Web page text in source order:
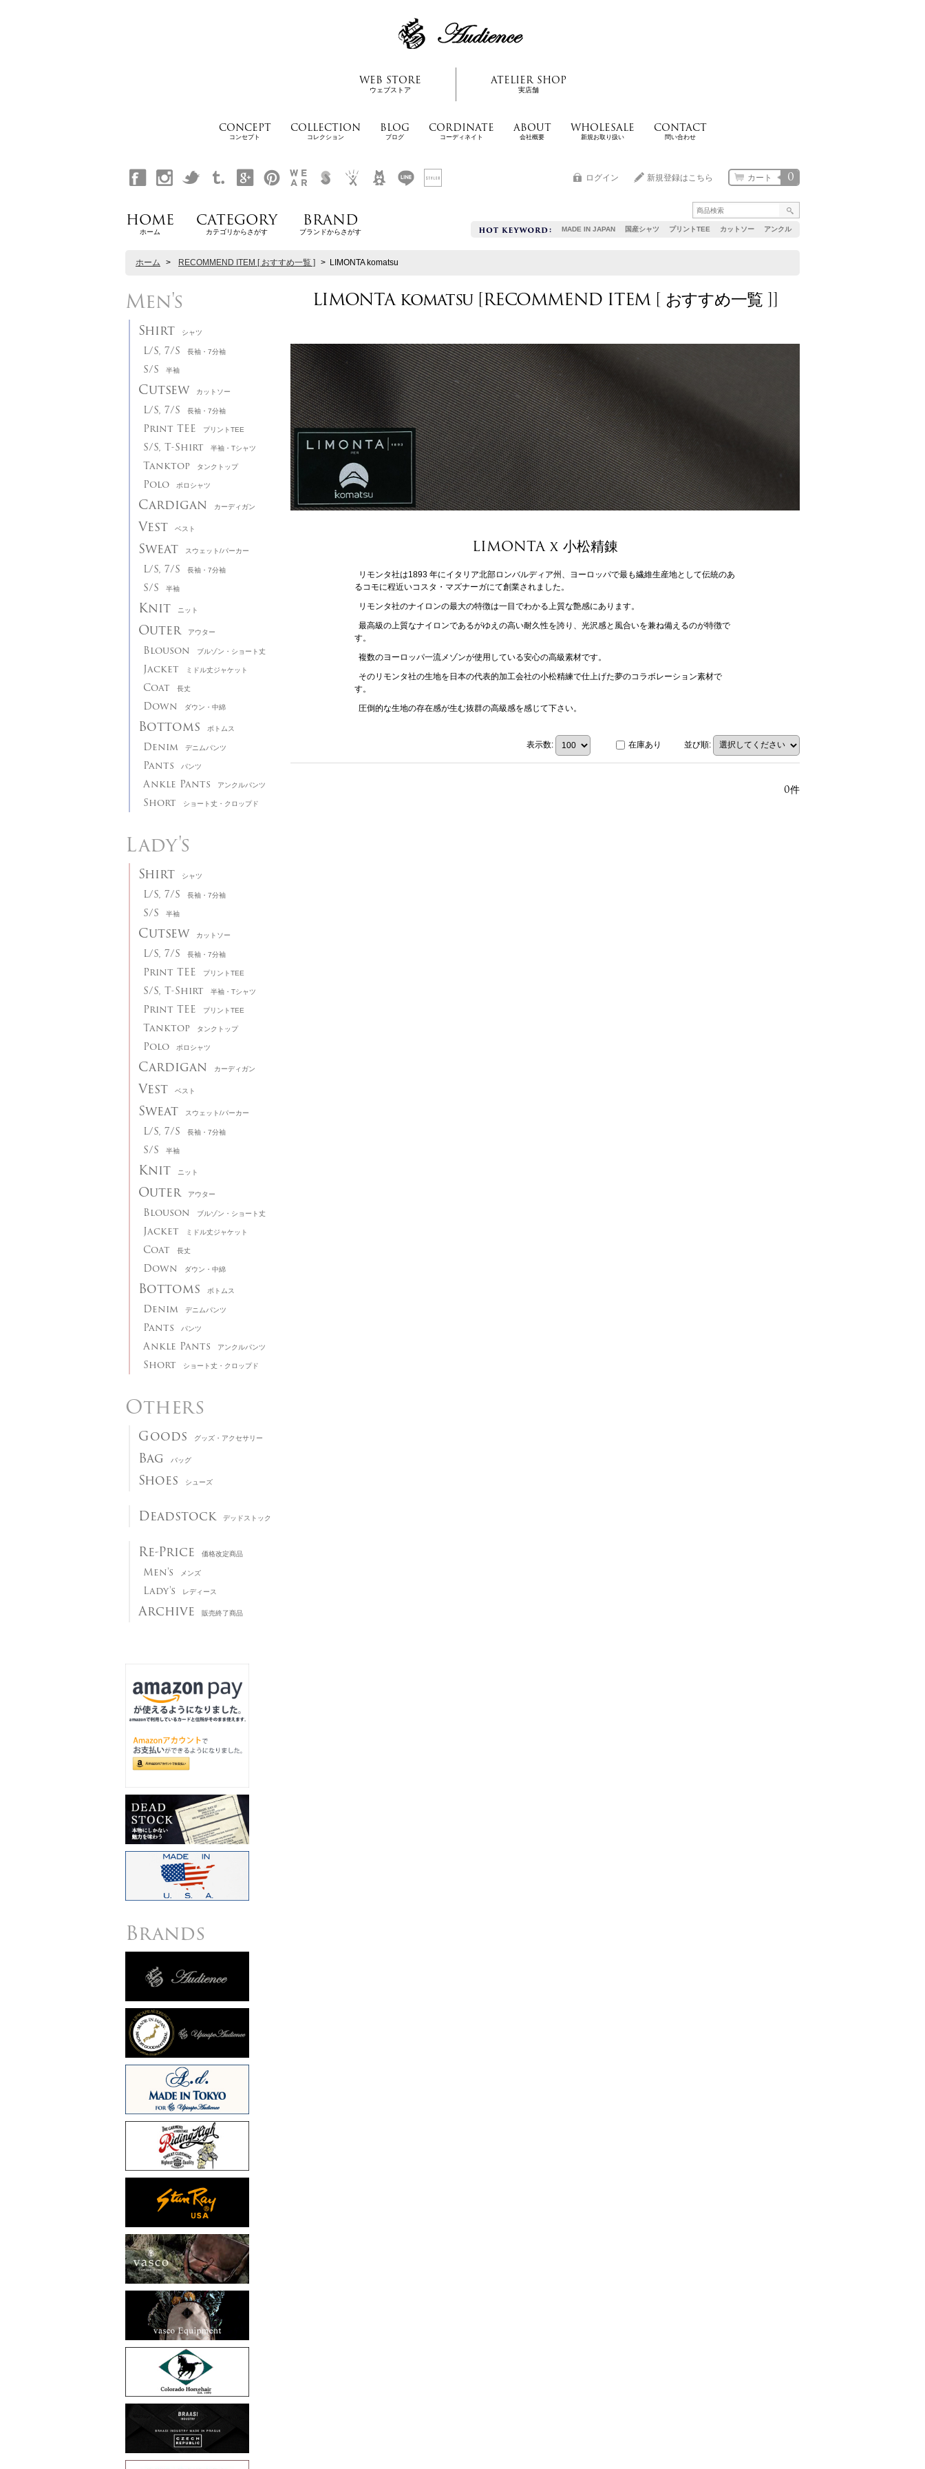
WEB STORE
ウェブストア
ATELIER SHOP
実店舗
CONCEPT
コンセプト
COLLECTION
コレクション
BLOG
ブログ
CORDINATE
コーディネイト
ABOUT
会社概要
WHOLESALE
新規お取り扱い
CONTACT
問い合わせ
MADE IN JAPAN 国産シャツ プリントTEE カットソー アンクル
0
カート
ログイン 新規登録はこちら
HOME
ホーム
CATEGORY
カテゴリからさがす
BRAND
ブランドからさがす
ホーム > RECOMMEND ITEM [ おすすめ一覧 ] > LIMONTA komatsu
Men's
Shirt シャツ
L/S, 7/S 長袖・7分袖
S/S 半袖
Cutsew カットソー
L/S, 7/S 長袖・7分袖
Print TEE プリントTEE
S/S, T-Shirt 半袖・Tシャツ
Tanktop タンクトップ
Polo ポロシャツ
Cardigan カーディガン
Vest ベスト
Sweat スウェット/パーカー
L/S, 7/S 長袖・7分袖
S/S 半袖
Knit ニット
Outer アウター
Blouson ブルゾン・ショート丈
Jacket ミドル丈ジャケット
Coat 長丈
Down ダウン・中綿
Bottoms ボトムス
Denim デニムパンツ
Pants パンツ
Ankle Pants アンクルパンツ
Short ショート丈・クロップド
Lady's
Shirt シャツ
L/S, 7/S 長袖・7分袖
S/S 半袖
Cutsew カットソー
L/S, 7/S 長袖・7分袖
Print TEE プリントTEE
S/S, T-Shirt 半袖・Tシャツ
Print TEE プリントTEE
Tanktop タンクトップ
Polo ポロシャツ
Cardigan カーディガン
Vest ベスト
Sweat スウェット/パーカー
L/S, 7/S 長袖・7分袖
S/S 半袖
Knit ニット
Outer アウター
Blouson ブルゾン・ショート丈
Jacket ミドル丈ジャケット
Coat 長丈
Down ダウン・中綿
Bottoms ボトムス
Denim デニムパンツ
Pants パンツ
Ankle Pants アンクルパンツ
Short ショート丈・クロップド
Others
Goods グッズ・アクセサリー
Bag バッグ
Shoes シューズ
Deadstock デッドストック
Re-Price 価格改定商品
Men's メンズ
Lady's レディース
Archive 販売終了商品
Brands
LIMONTA komatsu [RECOMMEND ITEM [ おすすめ一覧 ]]
LIMONTA x 小松精錬
リモンタ社は1893 年にイタリア北部ロンバルディア州、ヨーロッパで最も繊維生産地として伝統のあ
るコモに程近いコスタ・マズナーガにて創業されました。
リモンタ社のナイロンの最大の特徴は一目でわかる上質な艶感にあります。
最高級の上質なナイロンであるがゆえの高い耐久性を誇り、光沢感と風合いを兼ね備えるのが特徴で
す。
複数のヨーロッパ一流メゾンが使用している安心の高級素材です。
そのリモンタ社の生地を日本の代表的加工会社の小松精練で仕上げた夢のコラボレーション素材で
す。
圧倒的な生地の存在感が生む抜群の高級感を感じて下さい。
表示数: 在庫あり 並び順:
0件